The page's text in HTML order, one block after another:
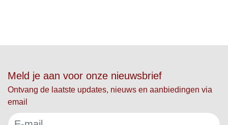
Meld je aan voor onze nieuwsbrief
Ontvang de laatste updates, nieuws en aanbiedingen via
email